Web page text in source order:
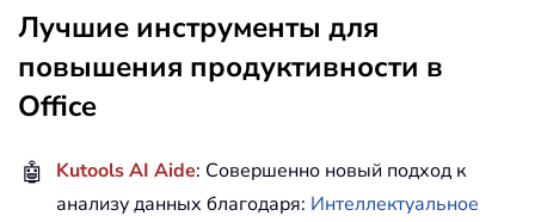
Лучшие инструменты для
повышения продуктивности в
Office
🤖 Kutools AI Aide: Совершенно новый подход к
анализу данных благодаря: Интеллектуальное